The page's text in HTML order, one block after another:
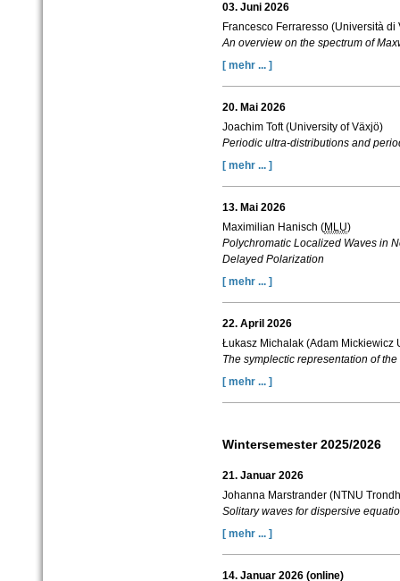
03. Juni 2026
Francesco Ferraresso (Università di
An overview on the spectrum of
[ mehr ... ]
20. Mai 2026
Joachim Toft(University of Växjö)
Periodic ultra-distributions and
[ mehr ... ]
13. Mai 2026
Maximilian Hanisch (MLU)
Polychromatic Localized Waves in
Delayed Polarization
[ mehr ... ]
22. April 2026
Łukasz Michalak (Adam Mickiewicz
The symplectic representation of
[ mehr ... ]
Wintersemester 2025/2026
21. Januar 2026
Johanna Marstrander (NTNU
Solitary waves for dispersive
[ mehr ... ]
14. Januar 2026 (online)